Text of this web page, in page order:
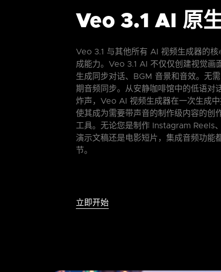
Veo 3.1 AI 原
Veo 3.1 与其他所有 AI 视频生成器的
成能力。Veo 3.1 AI 不仅仅创建视觉画
生成同步对话、BGM 音景和音效。无
期音频同步。从安静咖啡馆中的低语对
炸声，Veo AI 视频生成器在一次生成
使其成为需要带声音的制作级内容的创
工具。无论您是制作 Instagram Reels
演示文稿还是电影短片，集成音频功能
节。
立即开始